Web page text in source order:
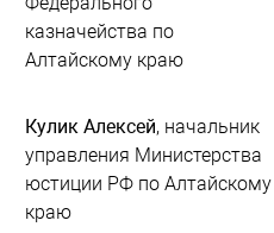
казначейства по
Алтайскому краю
Кулик Алексей, начальник
управления Министерства
юстиции РФ по Алтайскому
краю